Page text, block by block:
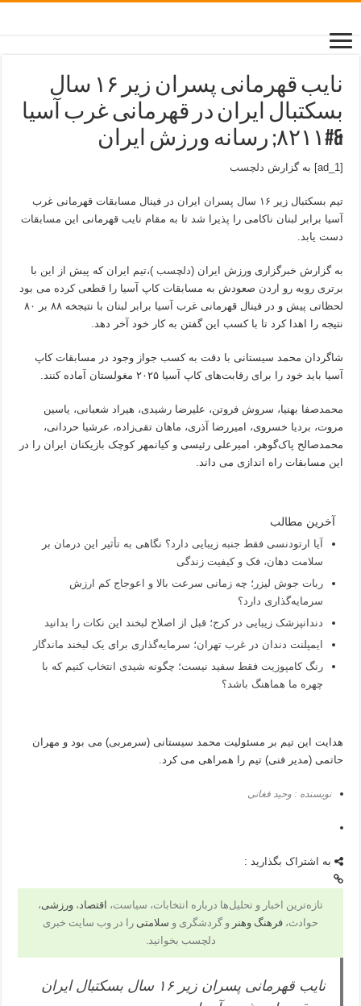
نایب قهرمانی پسران زیر ۱۶ سال
بسکتبال ایران در قهرمانی غرب آسیا
&#۸۲۱۱; رسانه ورزش ایران
دلچسب
تیم بسکتبال زیر ۱۶ سال پسران ایران در فینال مسابقات قهرمانی غرب
آسیا برابر لبنان ناکامی را پذیرا شد تا به مقام نایب قهرمانی این مسابقات
دست یابد.
به گزارش خبرگزاری ورزش ایران (دلچسب)،تیم ایران که پیش از این با
برتری روبه رو اردن صعودش به مسابقات کاپ آسیا را قطعی کرده می بود
لحظاتی پیش و در فینال قهرمانی غرب آسیا برابر لبنان با نتیجخه ۸۸ بر ۸۰
نتیجه را اهدا کرد تا با کسب این گفتن به کار خود آخر دهد.
شاگردان محمد سیستانی با دقت به کسب جواز وجود در مسابقات کاپ
آسیا باید خود را برای رقابت‌های کاپ آسیا ۲۰۲۵ مغولستان آماده کنند.
محمدصفا بهنیا، سروش فروتن، علیرضا رشیدی، هیراد شعبانی، یاسین
مروت، بردیا خسروی، امیررضا آذری، ماهان تقی‌زاده، عرشیا حردانی،
محمدصالح پاک‌گوهر، امیرعلی رئیسی و کیانمهر کوچک بازیکنان ایران را در
این مسابقات راه اندازی می داند.
آخرین مطالب
آیا ارتودنسی فقط جنبه زیبایی دارد؟ نگاهی به تأثیر این درمان بر
سلامت دهان، فک و کیفیت زندگی
ربات جوش لیزر؛ چه زمانی سرعت بالا و اعوجاج کم ارزش
سرمایه‌گذاری دارد؟
دندانپزشک زیبایی در کرج؛ قبل از اصلاح لبخند این نکات را بدانید
ایمپلنت دندان در غرب تهران؛ سرمایه‌گذاری برای یک لبخند ماندگار
رنگ کامپوزیت فقط سفید نیست؛ چگونه شیدی انتخاب کنیم که با
چهره ما هماهنگ باشد؟
هدایت این تیم بر مسئولیت محمد سیستانی (سرمربی) می بود و مهران
حاتمی (مدیر فنی) تیم را همراهی می کرد.
نویسنده : وحید فغانی
به اشتراک بگذارید :
تازه‌ترین اخبار و تحلیل‌ها درباره انتخابات، سیاست،اقتصاد،ورزشی،
حوادث،فرهنگ وهنرو گردشگری وسلامتیرا در وب سایت خبری
دلچسب بخوانید.
نایب قهرمانی پسران زیر ۱۶ سال بسکتبال ایران